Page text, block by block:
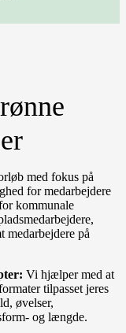
med fokus på
for medarbejdere
kommunale
medarbejdere på
Vi hjælper med at
tilpasset jeres
øvelser,
og længde.